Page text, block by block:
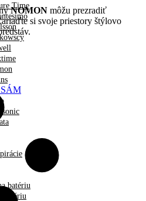
Time
batériu
batériu
NOMON môžu prezradiť
si svoje priestory štýlovo